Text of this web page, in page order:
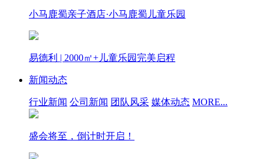
小马鹿蜀亲子酒店·小马鹿蜀儿童乐园
易德利 | 2000㎡+儿童乐园完美启程
新闻动态
行业新闻 公司新闻 团队风采 媒体动态 MORE...
盛会将至，倒计时开启！